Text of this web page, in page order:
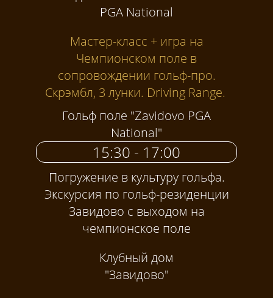
PGA National
Мастер-класс + игра на
Чемпионском поле в
сопровождении гольф-про.
Скрэмбл, 3 лунки. Driving Range.
Гольф поле "Zavidovo PGA
National"
15:30 - 17:00
Погружение в культуру гольфа.
Экскурсия по гольф-резиденции
Завидово с выходом на
чемпионское поле
Клубный дом
"Завидово"